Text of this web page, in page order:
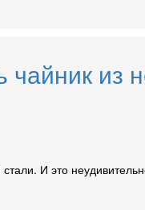
чайник
И это